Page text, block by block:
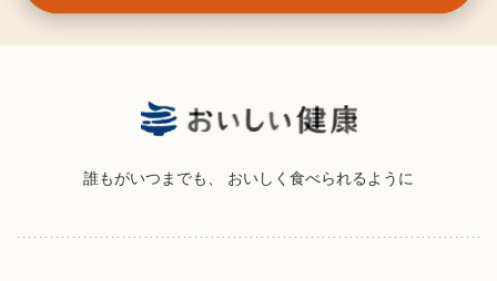
誰もがいつまでも、 おいしく食べられるように